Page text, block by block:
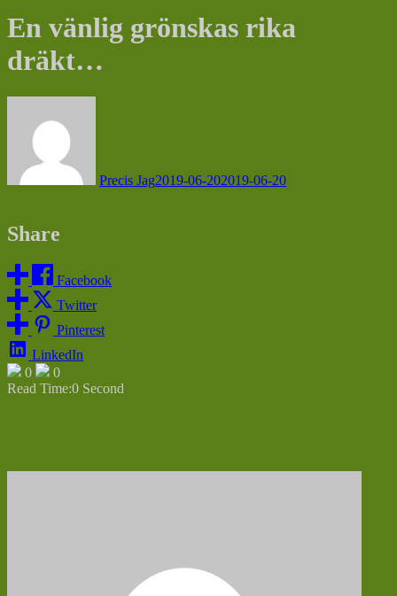
En vänlig grönskas rika
dräkt…
Precis Jag2019-06-202019-06-20
Share
Facebook
Twitter
Pinterest
LinkedIn
0
0
Read Time:0 Second